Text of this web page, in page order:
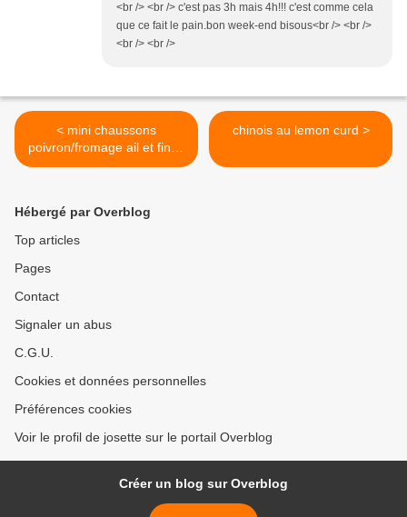
<br /> <br /> c'est pas 3h mais 4h!!! c'est comme cela
que ce fait le pain.bon week-end bisous<br /> <br />
<br /> <br />
< mini chaussons
poivron/fromage ail et fines
herbes
chinois au lemon curd >
Hébergé par Overblog
Top articles
Pages
Contact
Signaler un abus
C.G.U.
Cookies et données personnelles
Préférences cookies
Voir le profil de josette sur le portail Overblog
Créer un blog sur Overblog